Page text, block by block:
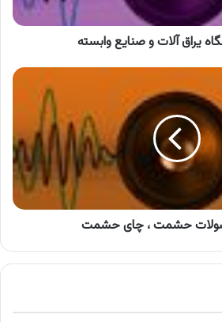
یراق آلات و صنایع وابسته
حشمت ، چای حشمت